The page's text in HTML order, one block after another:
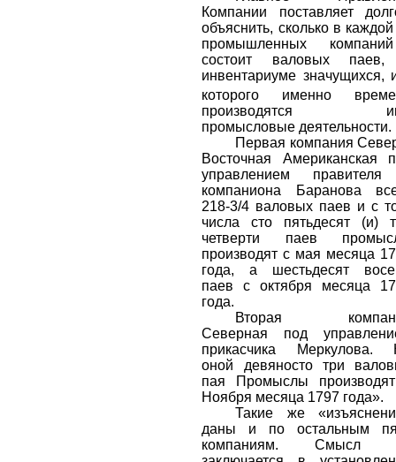
Компании поставляет
объяснить, сколько в каждой
промышленных компаний
состоит валовых
инвентариуме значущихся,
которого именно
производятся
промысловые деятельности.
Первая компания
Восточная Американская
управлением
компаниона Баранова
218-3/4 валовых паев и с
числа сто пятьдесят (и)
четверти паев
производят с мая месяца
года, а шестьдесят
паев с октября месяца
года.
Вторая
Северная под
прикасчика Меркулова.
оной девяносто три
пая Промыслы
Ноября месяца 1797 года».
Такие же
даны и по остальным
компаниям. Смысл